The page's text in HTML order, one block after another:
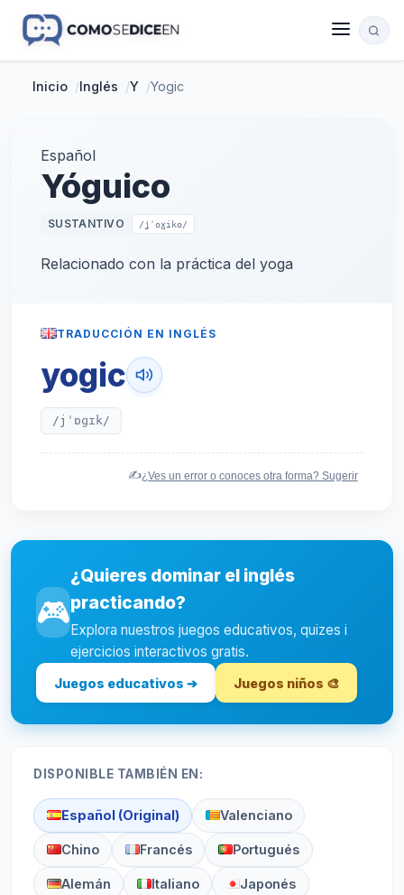
Inicio /Inglés /Y /Yogic
Español
Yóguico
SUSTANTIVO /ʝˈoɣiko/
Relacionado con la práctica del yoga
TRADUCCIÓN EN INGLÉS
yogic
/jˈɒɡɪk/
✍️¿Ves un error o conoces otra forma? Sugerir
🎮
¿Quieres dominar el inglés
practicando?
Explora nuestros juegos educativos, quizes i
ejercicios interactivos gratis.
Juegos educativos ➔ Juegos niños 🎨
DISPONIBLE TAMBIÉN EN:
Español (Original) Valenciano
Chino Francés Portugués
Alemán Italiano Japonés